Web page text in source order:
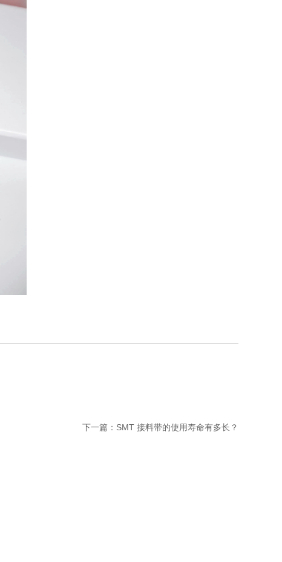
下一篇： SMT 接料带的使用寿命有多长？